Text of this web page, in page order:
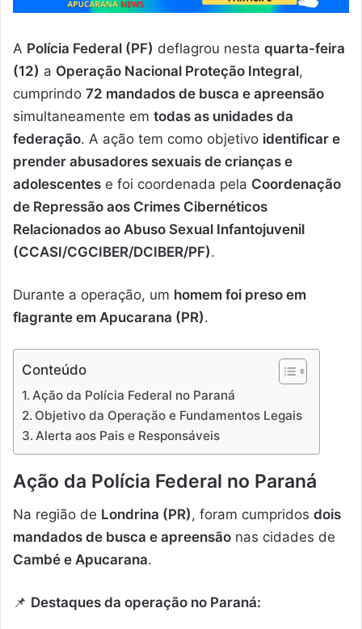
A Polícia Federal (PF) deflagrou nesta quarta-feira
(12) a Operação Nacional Proteção Integral,
cumprindo 72 mandados de busca e apreensão
simultaneamente em todas as unidades da
federação. A ação tem como objetivo identificar e
prender abusadores sexuais de crianças e
adolescentes e foi coordenada pela Coordenação
de Repressão aos Crimes Cibernéticos
Relacionados ao Abuso Sexual Infantojuvenil
(CCASI/CGCIBER/DCIBER/PF).
Durante a operação, um homem foi preso em
flagrante em Apucarana (PR).
Conteúdo
Ação da Polícia Federal no Paraná
Objetivo da Operação e Fundamentos Legais
Alerta aos Pais e Responsáveis
Ação da Polícia Federal no Paraná
Na região de Londrina (PR), foram cumpridos dois
mandados de busca e apreensão nas cidades de
Cambé e Apucarana.
📌 Destaques da operação no Paraná: